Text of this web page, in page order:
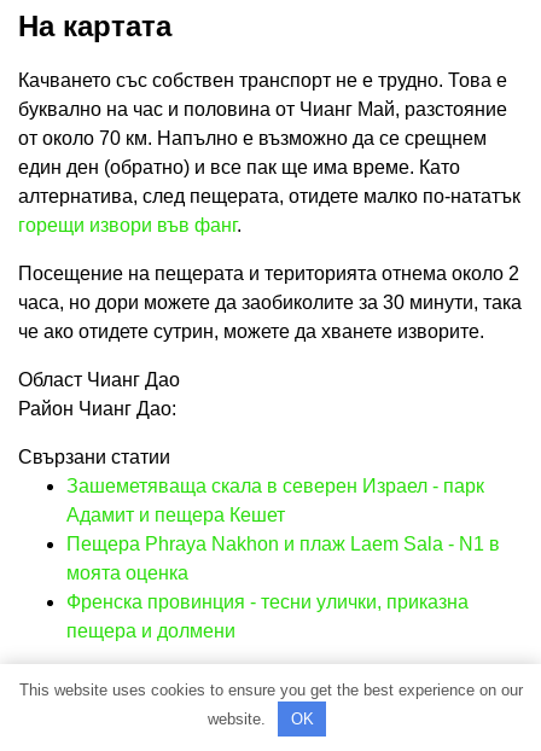
На картата
Качването със собствен транспорт не е трудно. Това е
буквално на час и половина от Чианг Май, разстояние
от около 70 км. Напълно е възможно да се срещнем
един ден (обратно) и все пак ще има време. Като
алтернатива, след пещерата, отидете малко по-нататък
горещи извори във фанг.
Посещение на пещерата и територията отнема около 2
часа, но дори можете да заобиколите за 30 минути, така
че ако отидете сутрин, можете да хванете изворите.
Област Чианг Дао
Район Чианг Дао:
Свързани статии
Зашеметяваща скала в северен Израел - парк
Адамит и пещера Кешет
Пещера Phraya Nakhon и плаж Laem Sala - N1 в
моята оценка
Френска провинция - тесни улички, приказна
пещера и долмени
This website uses cookies to ensure you get the best experience on our
website.
OK